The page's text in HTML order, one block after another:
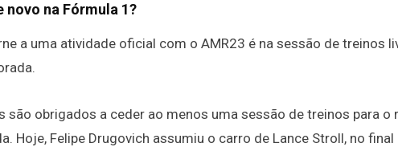
novo na Fórmula 1?
a uma atividade oficial com o AMR23 é na sessão de treinos
obrigados a ceder ao menos uma sessão de treinos para o
Hoje, Felipe Drugovich assumiu o carro de Lance Stroll, no final